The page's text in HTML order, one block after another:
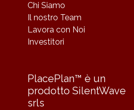
Chi Siamo
Il nostro Team
Lavora con Noi
Investitori
PlacePlan™ è un
prodotto SilentWave
srls